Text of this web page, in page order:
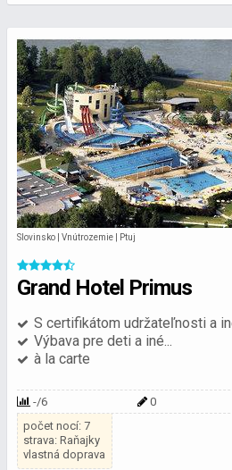
Slovinsko | Vnútrozemie | Ptuj
Grand Hotel Primus
S certifikátom udržateľnosti a
Výbava pre deti a iné...
à la carte
-/6 0
počet nocí: 7
strava: Raňajky
vlastná doprava